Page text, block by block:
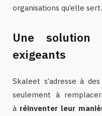
organisations qu’elle sert.
Une solution
exigeants
Skaleet s’adresse à
seulement à
à réinventer leur